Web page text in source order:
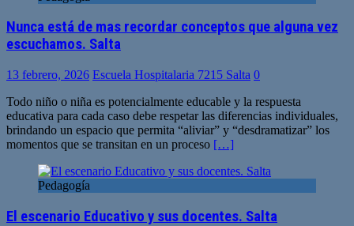
Nunca está de mas recordar conceptos que alguna vez
escuchamos. Salta
13 febrero, 2026 Escuela Hospitalaria 7215 Salta 0
Todo niño o niña es potencialmente educable y la respuesta
educativa para cada caso debe respetar las diferencias individuales,
brindando un espacio que permita “aliviar” y “desdramatizar” los
momentos que se transitan en un proceso […]
Pedagogía
El escenario Educativo y sus docentes. Salta